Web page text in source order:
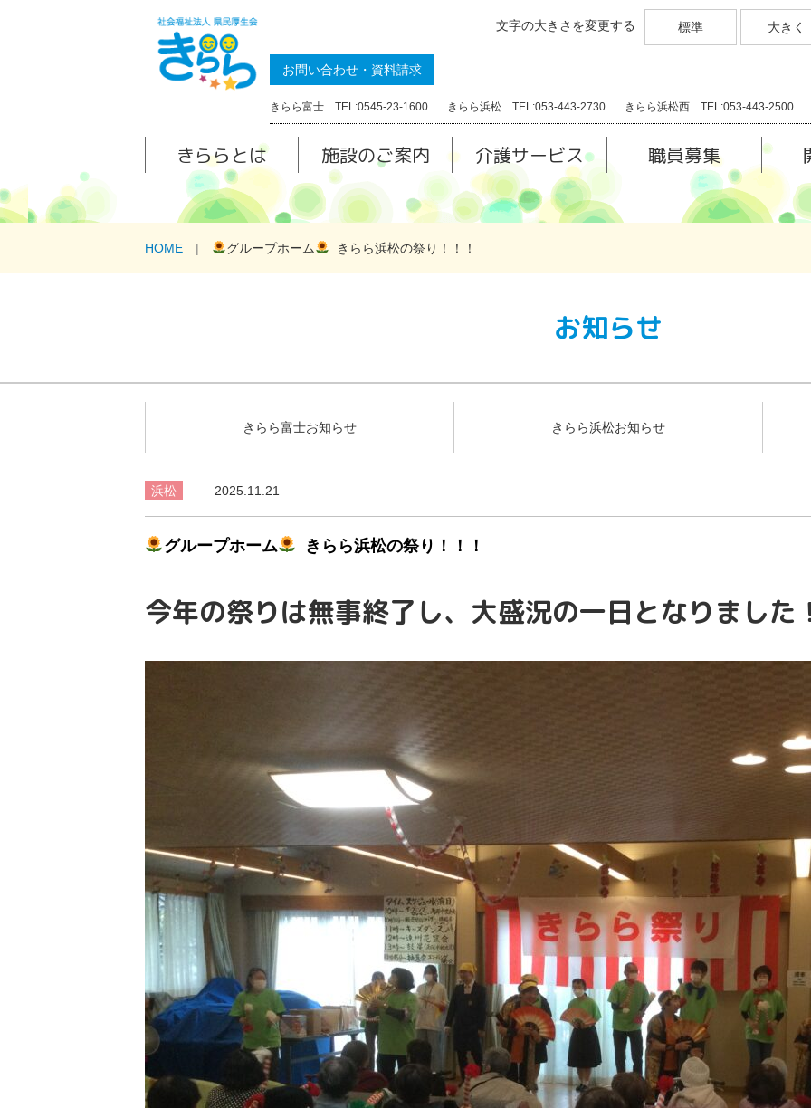
文字の大きさを変更する 標準 大きく
お問い合わせ・資料請求
きらら富士 TEL:0545-23-1600 きらら浜松 TEL:053-443-2730 きらら浜松西 TEL:053-443-2500
きららとは 施設のご案内 介護サービス 職員募集
HOME グループホーム きらら浜松の祭り！！！
お知らせ
きらら富士お知らせ きらら浜松お知らせ
浜松 2025.11.21
グループホーム きらら浜松の祭り！！！
今年の祭りは無事終了し、大盛況の一日となりました